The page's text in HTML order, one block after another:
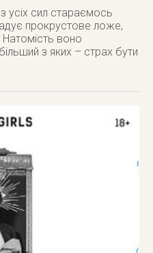
усіх сил стараємось
прокрустове ложе,
воно
з яких – страх бути